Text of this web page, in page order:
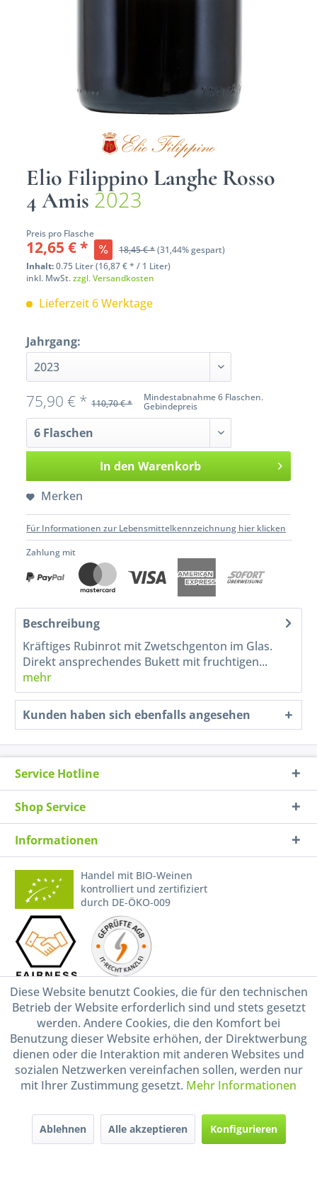
Elio Filippino Langhe Rosso
4 Amis 2023
Preis pro Flasche
12,65 € * 18,45 € *(31,44% gespart)
Inhalt:0.75 Liter (16,87 € * / 1 Liter)
inkl. MwSt.zzgl. Versandkosten
Lieferzeit 6 Werktage
Jahrgang:
Mindestabnahme 6 Flaschen.
Gebindepreis
75,90 € * 110,70 € *
In den Warenkorb
Merken
Für Informationen zur Lebensmittelkennzeichnung hier klicken
Zahlung mit
Beschreibung
Kräftiges Rubinrot mit Zwetschgenton im Glas.
Direkt ansprechendes Bukett mit fruchtigen...
mehr
Kunden haben sich ebenfalls angesehen
Service Hotline
Shop Service
Informationen
Handel mit BIO-Weinen
kontrolliert und zertifiziert
durch DE-ÖKO-009
* Alle Preise inkl. gesetzl. Mehrwertsteuer zzgl. Versandkosten
und ggf.
Nachnahmegebühren, wenn nicht anders beschrieben
Widerruf erklären
Gestaltung, Shop-Setup, Management & Hosting durch Ternum Internet Servicesmit
Shopware
Diese Website benutzt Cookies, die für den technischen
Betrieb der Website erforderlich sind und stets gesetzt
werden. Andere Cookies, die den Komfort bei
Benutzung dieser Website erhöhen, der Direktwerbung
dienen oder die Interaktion mit anderen Websites und
sozialen Netzwerken vereinfachen sollen, werden nur
mit Ihrer Zustimmung gesetzt. Mehr Informationen
Ablehnen Alle akzeptieren Konfigurieren